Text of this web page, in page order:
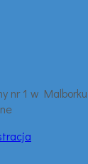
nr 1 w